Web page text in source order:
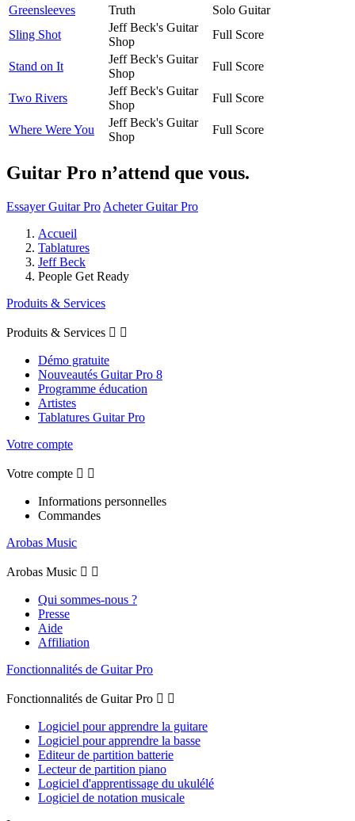
Greensleeves
Truth
Solo Guitar
Sling Shot
Jeff Beck's Guitar
Shop
Full Score
Stand on It
Jeff Beck's Guitar
Shop
Full Score
Two Rivers
Jeff Beck's Guitar
Shop
Full Score
Where Were You
Jeff Beck's Guitar
Shop
Full Score
Guitar Pro n’attend que vous.
Essayer Guitar Pro Acheter Guitar Pro
Accueil
Tablatures
Jeff Beck
People Get Ready
Produits & Services
Produits & Services  
Démo gratuite
Nouveautés Guitar Pro 8
Programme éducation
Artistes
Tablatures Guitar Pro
Votre compte
Votre compte  
Informations personnelles
Commandes
Arobas Music
Arobas Music  
Qui sommes-nous ?
Presse
Aide
Affiliation
Fonctionnalités de Guitar Pro
Fonctionnalités de Guitar Pro  
Logiciel pour apprendre la guitare
Logiciel pour apprendre la basse
Editeur de partition batterie
Lecteur de partition piano
Logiciel d'apprentissage du ukulélé
Logiciel de notation musicale